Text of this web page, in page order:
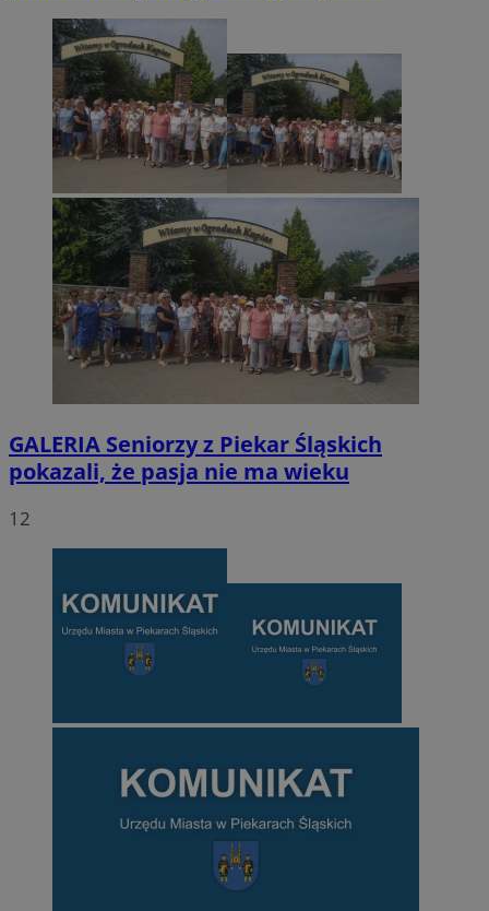
GALERIA Seniorzy z Piekar Śląskich
pokazali, że pasja nie ma wieku
12